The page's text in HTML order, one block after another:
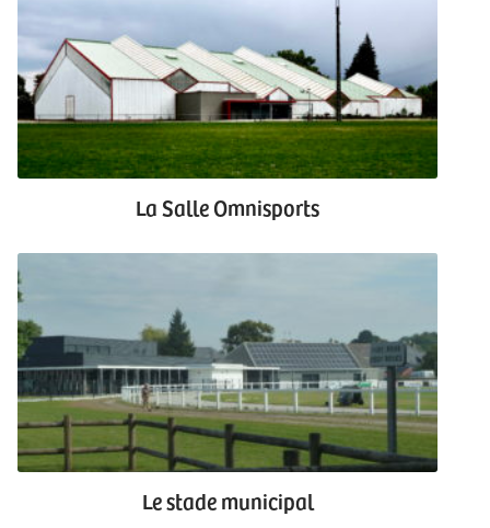
La Salle Omnisports
Le stade municipal